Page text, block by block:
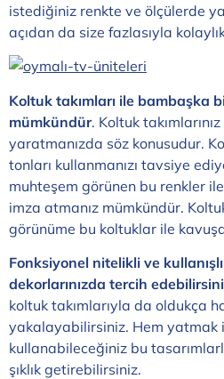
istediğiniz renkte ve ölçülerde
açıdan da size fazlasıyla
Koltuk takımları ile bambaşka
mümkündür. Koltuk
yaratmanızda söz konusudur.
tonları kullanmanızı tavsiye
muhteşem görünen bu renkler
imza atmanız mümkündür.
görünüme bu koltuklar ile
Fonksiyonel nitelikli ve
dekorlarınızda tercih
koltuk takımlarıyla da oldukça
yakalayabilirsiniz. Hem yatmak
kullanabileceğiniz bu tasarımlarla
şıklık getirebilirsiniz.